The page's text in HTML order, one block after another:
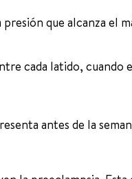
que alcanza el
cada latido, cuando
antes de la